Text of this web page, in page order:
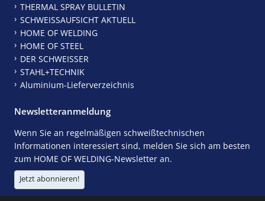
THERMAL SPRAY BULLETIN
SCHWEISSAUFSICHT AKTUELL
HOME OF WELDING
HOME OF STEEL
DER SCHWEISSER
STAHL+TECHNIK
Aluminium-Lieferverzeichnis
Newsletteranmeldung
Wenn Sie an regelmäßigen schweißtechnischen
Informationen interessiert sind, melden Sie sich am besten
zum HOME OF WELDING-Newsletter an.
Jetzt abonnieren!